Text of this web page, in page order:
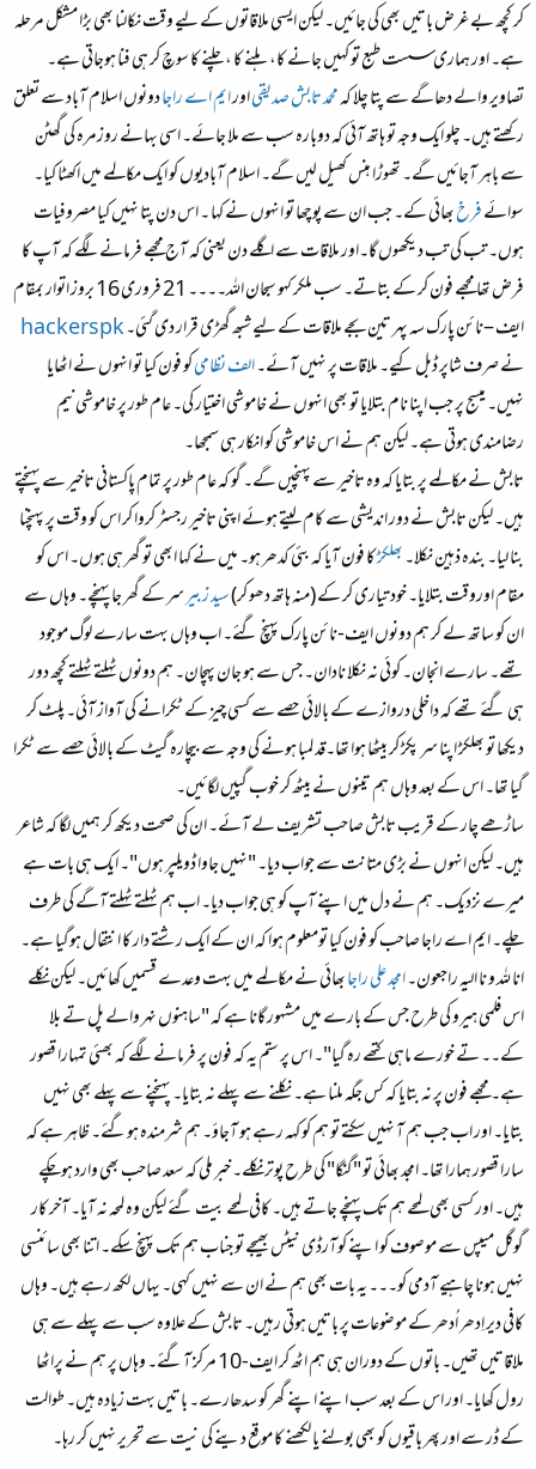
کر کچھ بے غرض باتیں بھی کی جائیں۔ لیکن ایسی ملاقاتوں کے لیے وقت نکالنا بھی بڑا مشکل مرحلہ
ہے۔ اور ہماری سست طبع تو کہیں جانے کا، ہلنے کا ، چلنے کا سوچ کر ہی فنا ہوجاتی ہے۔
تصاویر والے دھاگے سے پتا چلا کہمحمد تابش صدیقیاورایم اے راجادونوں اسلام آباد سے تعلق
رکھتے ہیں۔ چلو ایک وجہ تو ہاتھ آئی کہ دوبارہ سب سے ملا جائے۔ اسی بہانے روزمرہ کی گھٹن
سے باہر آجائیں گے۔ تھوڑا ہنس کھیل لیں گے۔ اسلام آبادیوں کو ایک مکالمے میں اکھٹا کیا۔
سوائےفرخبھائی کے۔ جب ان سے پوچھا تو انہوں نے کہا ۔ اس دن پتا نہیں کیا مصروفیات
ہوں۔ تب کی تب دیکھوں گا۔اور ملاقات سے اگلے دن یعنی کہ آج مجھے فرمانے لگے کہ آپ کا
فرض تھا مجھے فون کر کے بتاتے۔ سب ملکر کہو سبحان اللہ۔۔۔۔ 21 فروری 16 بروز اتوار بمقام
ایف –نائن پارک سہ پہر تین بجے ملاقات کے لیے شبھ گھڑی قرار دی گئی۔hackerspk
نے صرف شاپر ڈبل کیے۔ ملاقات پر نہیں آئے۔الف نظامیکو فون کیا تو انہوں نے اٹھایا
نہیں۔ میسج پر جب اپنا نام بتلایا تو بھی انہوں نے خاموشی اختیار کی۔ عام طور پر خاموشی نیم
رضامندی ہوتی ہے۔ لیکن ہم نے اس خاموشی کو انکار ہی سمجھا۔
تابش نے مکالمے پر بتایا کہ وہ تاخیر سے پہنچیں گے۔ گو کہ عام طور پر تمام پاکستانی تاخیر سے پہنچتے
ہیں۔ لیکن تابش نے دور اندیشی سے کام لیتے ہوئے اپنی تاخیر رجسٹر کروا کر اس کو وقت پر پہنچنا
بنا لیا۔ بندہ ذہین نکلا۔بھلکڑکا فون آیا کہ بئی کدھر ہو۔ میں نے کہا ابھی تو گھر ہی ہوں۔ اس کو
مقام اوروقت بتلایا۔ خود تیاری کر کے (منہ ہاتھ دھو کر)سید زبیرسر کے گھر جا پہنچے۔ وہاں سے
ان کو ساتھ لے کر ہم دونوں ایف-نائن پارک پہنچ گئے۔ اب وہاں بہت سارے لوگ موجود
تھے۔ سارے انجان۔ کوئی نہ نکلا نادان۔ جس سے ہو جان پہچان۔ ہم دونوں ٹہلتے ٹہلتے کچھ دور
ہی گئے تھے کہ داخلی دروازے کے بالائی حصے سے کسی چیز کے ٹکرانے کی آواز آئی۔ پلٹ کر
دیکھا تو بھلکڑ اپنا سر پکڑ کر بیٹھا ہوا تھا۔قد لمبا ہونے کی وجہ سے بیچارہ گیٹ کے بالائی حصے سے ٹکرا
گیا تھا۔ اس کے بعد وہاں ہم تینوں نے بیٹھ کر خوب گپیں لگائیں۔
ساڑھے چار کے قریب تابش صاحب تشریف لے آئے۔ ان کی صحت دیکھ کر ہمیں لگا کہ شاعر
ہیں۔ لیکن انہوں نے بڑی متانت سے جواب دیا۔ "نہیں جاوا ڈویلپر ہوں"۔ ایک ہی بات ہے
میرے نزدیک۔ ہم نے دل میں اپنے آپ کو ہی جواب دیا۔ اب ہم ٹہلتے ٹہلتے آگے کی طرف
چلے۔ ایم اے راجا صاحب کو فون کیا تومعلوم ہوا کہ ان کے ایک رشتے دار کا انتقال ہوگیا ہے۔
انا للہ و نا الیہ راجعون۔امجد علی راجابھائی نے مکالمے میں بہت وعدے قسمیں کھائیں۔ لیکن نکلے
اس فلمی ہیرو کی طرح جس کے بارے میں مشہور گانا ہے کہ "ساہنوں نہر والے پل تے بلا
کے۔۔ تے خورے ماہی کتھے رہ گیا"۔ اس پر ستم یہ کہ فون پر فرمانے لگے کہ بھئی تمہارا قصور
ہے۔ مجھے فون پر نہ بتایا کہ کس جگہ ملنا ہے۔ نکلنے سے پہلے نہ بتایا۔ پہنچنے سے پہلے بھی نہیں
بتایا۔ اور اب جب ہم آ نہیں سکتے تو ہم کو کہہ رہے ہو آجاؤ۔ ہم شرمندہ ہوگئے۔ ظاہر ہے کہ
سارا قصور ہمارا تھا۔ امجد بھائی تو "گنگا" کی طرح پوتر نکلے۔ خبر ملی کہ سعد صاحب بھی وارد ہوچکے
ہیں۔ اور کسی بھی لمحے ہم تک پہنچے جاتے ہیں۔ کافی لمحے بیت گئے لیکن وہ لمحہ نہ آیا۔ آخر کار
گوگل میپس سے موصوف کو اپنے کوآرڈی نیٹس بھیجے تو جناب ہم تک پہنچ سکے۔ اتنا بھی سائنسی
نہیں ہونا چاہیے آدمی کو۔۔۔ یہ بات بھی ہم نے ان سے نہیں کہی۔ یہاں لکھ رہے ہیں۔ وہاں
کافی دیر اِدھر اُدھر کے موضوعات پر باتیں ہوتی رہیں۔ تابش کے علاوہ سب سے پہلے سے ہی
ملاقاتیں تھیں۔ باتوں کے دوران ہی ہم اٹھ کر ایف-10 مرکز آگئے۔ وہاں پر ہم نے پراٹھا
رول کھایا۔ اور اس کے بعد سب اپنے اپنے گھر کو سدھارے۔ باتیں بہت زیادہ ہیں۔ طوالت
کے ڈر سے اور پھر باقیوں کو بھی بولنے یا لکھنے کا موقع دینے کی نیت سے تحریر نہیں کر رہا۔